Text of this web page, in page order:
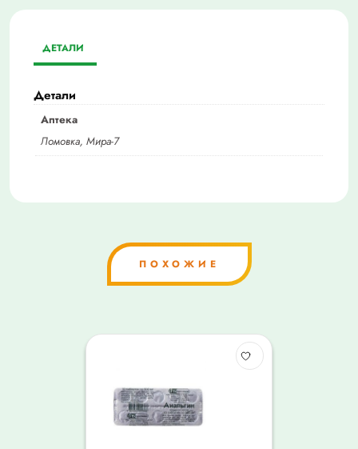
ДЕТАЛИ
Детали
Аптека
Ломовка, Мира-7
ПОХОЖИЕ